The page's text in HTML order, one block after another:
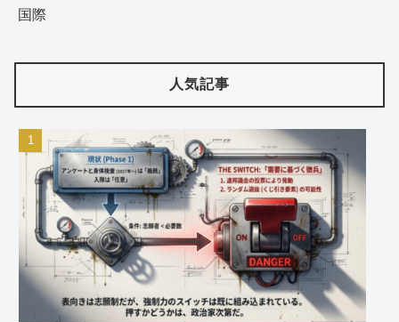
国際
人気記事